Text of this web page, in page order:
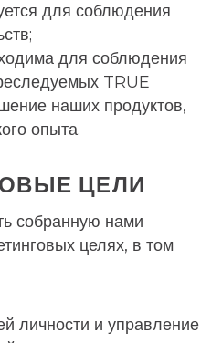
для соблюдения
для соблюдения
TRUE
наших продуктов,
опыта.
ЦЕЛИ
собранную нами
целях, в том
личности и управление